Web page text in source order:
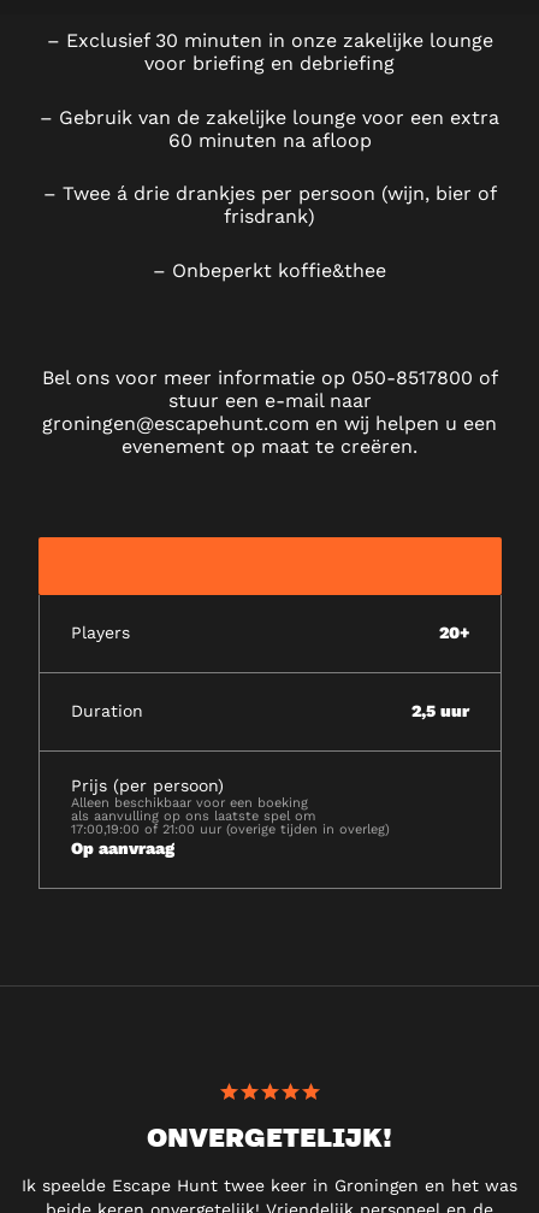
– Exclusief 30 minuten in onze zakelijke lounge
voor briefing en debriefing
– Gebruik van de zakelijke lounge voor een extra
60 minuten na afloop
– Twee á drie drankjes per persoon (wijn, bier of
frisdrank)
– Onbeperkt koffie&thee
Bel ons voor meer informatie op 050-8517800 of
stuur een e-mail naar
groningen@escapehunt.com en wij helpen u een
evenement op maat te creëren.
Players 20+
Duration 2,5 uur
Prijs (per persoon)
Alleen beschikbaar voor een boeking
als aanvulling op ons laatste spel om
17:00,19:00 of 21:00 uur (overige tijden in overleg)
Op aanvraag
ONVERGETELIJK!
Ik speelde Escape Hunt twee keer in Groningen en het was
beide keren onvergetelijk! Vriendelijk personeel en de